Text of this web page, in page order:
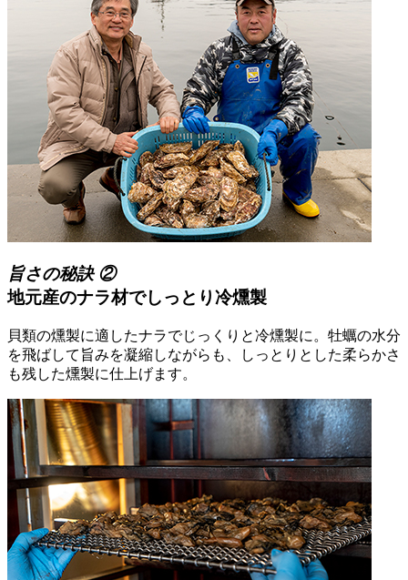
旨さの秘訣 ②
地元産のナラ材でしっとり冷燻製
貝類の燻製に適したナラでじっくりと冷燻製に。牡蠣の水分
を飛ばして旨みを凝縮しながらも、しっとりとした柔らかさ
も残した燻製に仕上げます。